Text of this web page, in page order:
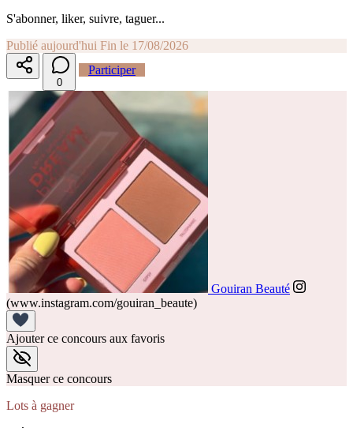
S'abonner, liker, suivre, taguer...
Publié aujourd'hui Fin le 17/08/2026
0
Participer
Gouiran Beauté
(www.instagram.com/gouiran_beaute)
Ajouter ce concours aux favoris
Masquer ce concours
Lots à gagner